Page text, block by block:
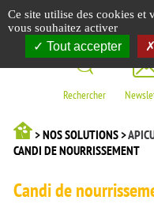
Rechercher
> NOS SOLUTIONS >
CANDI DE NOURRISSEMENT
Candi de
Panneau de gestion des cookies
Ce site utilise des cookies et
vous souhaitez activer
Tout accepter